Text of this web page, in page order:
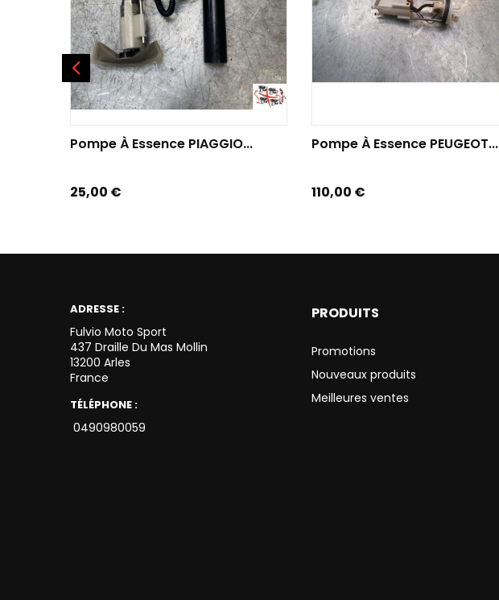
Pompe À Essence PIAGGIO...
Prix
25,00 €
Pompe À Essence PEUGEOT...
Prix
110,00 €
ADRESSE :
Fulvio Moto Sport
437 Draille Du Mas Mollin
13200 Arles
France
TÉLÉPHONE :
0490980059
PRODUITS
Promotions
Nouveaux produits
Meilleures ventes